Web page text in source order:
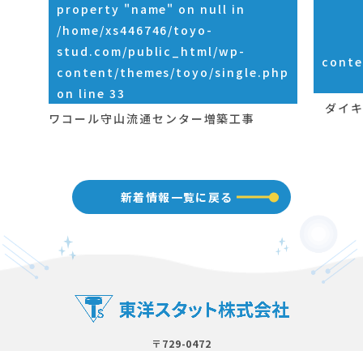
property "name" on null in
/home/xs446746/toyo-
stud.com/public_html/wp-
content/themes/toyo/single.php
on line 33
ワコール守山流通センター増築工事
ダイ
新着情報一覧に戻る
〒729-0472